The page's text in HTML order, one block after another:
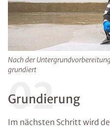
Nach der
grundiert
02
Grundierung
Im nächsten Schritt wird